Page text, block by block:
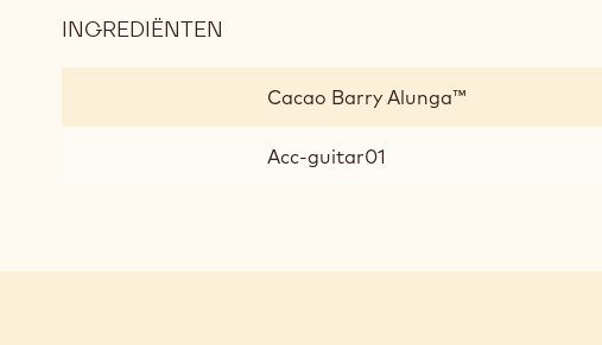
INGREDIËNTEN
Cacao Barry Alunga™
Acc-guitar01